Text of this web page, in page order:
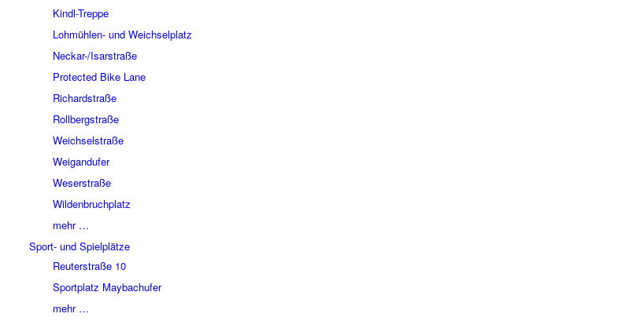
Kindl-Treppe
Lohmühlen- und Weichselplatz
Neckar-/Isarstraße
Protected Bike Lane
Richardstraße
Rollbergstraße
Weichselstraße
Weigandufer
Weserstraße
Wildenbruchplatz
mehr …
Sport- und Spielplätze
Reuterstraße 10
Sportplatz Maybachufer
mehr …